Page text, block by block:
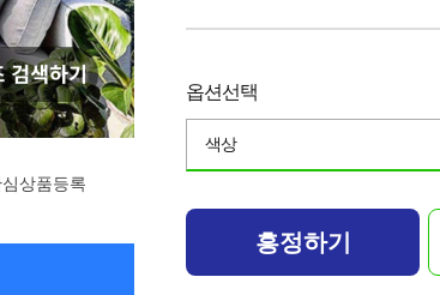
심상품등록
옵션선택
색상
흥정하기